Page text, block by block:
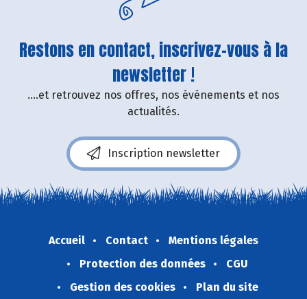
Restons en contact, inscrivez-vous à la
newsletter !
....et retrouvez nos offres, nos événements et nos
actualités.
Inscription newsletter
Accueil Contact
Mentions légales
Protection des données
CGU
Gestion des cookies
Plan du site